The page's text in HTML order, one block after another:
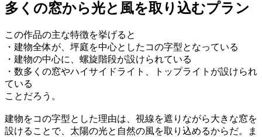
多くの窓から光と風を取り込むプラン
この作品の主な特徴を挙げると
・建物全体が、坪庭を中心としたコの字型となっている
・建物の中心に、螺旋階段が設けられている
・数多くの窓やハイサイドライト、トップライトが設けられ
ている
ことだろう。
建物をコの字型とした理由は、視線を遮りながら大きな窓を
設けることで、太陽の光と自然の風を取り込めるからだ。ま